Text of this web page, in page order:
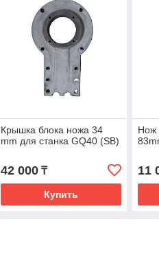
Крышка блока ножа 34
mm для станка GQ40 (SB)
42 000₸
Купить
Нож
11